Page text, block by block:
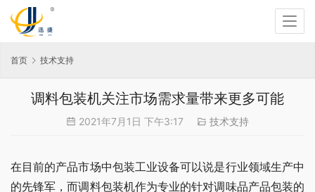
首页 技术支持
调料包装机关注市场需求量带来更多可能
2021年7月1日 下午3:17 技术支持
在目前的产品市场中包装工业设备可以说是行业领域生产中
的先锋军，而调料包装机作为专业的针对调味品产品包装的